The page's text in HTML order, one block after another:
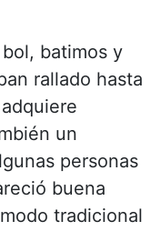
batimos y
rallado hasta
un
personas
buena
tradicional